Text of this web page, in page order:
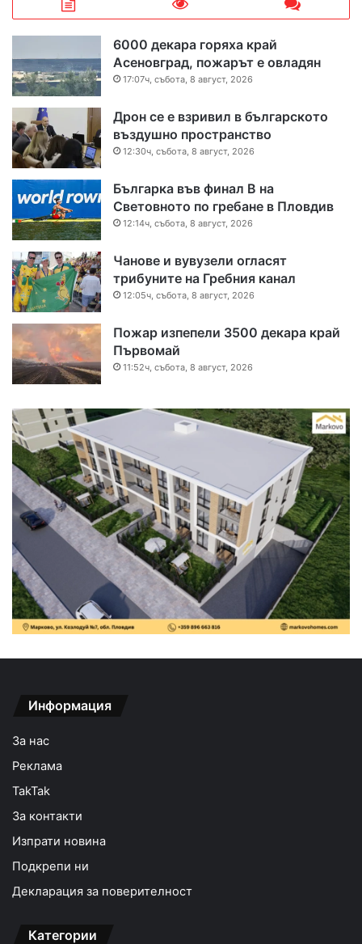
6000 декара горяха край
Асеновград, пожарът е овладян
17:07ч, събота, 8 август, 2026
Дрон се е взривил в българското
въздушно пространство
12:30ч, събота, 8 август, 2026
Българка във финал B на
Световното по гребане в Пловдив
12:14ч, събота, 8 август, 2026
Чанове и вувузели огласят
трибуните на Гребния канал
12:05ч, събота, 8 август, 2026
Пожар изпепели 3500 декара край
Първомай
11:52ч, събота, 8 август, 2026
Информация
За нас
Реклама
TakTak
За контакти
Изпрати новина
Подкрепи ни
Декларация за поверителност
Категории